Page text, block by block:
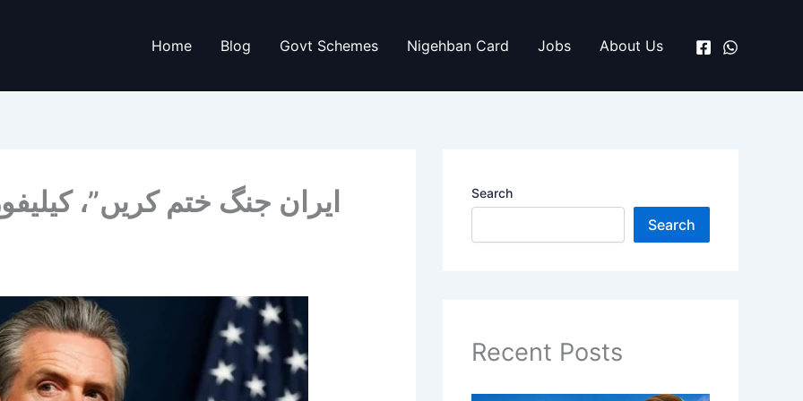
Home Blog Govt Schemes Nigehban Card Jobs About Us
Search
Search
Recent Posts